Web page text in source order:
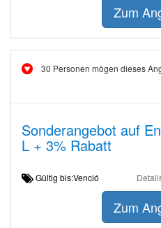
Zum
30 Personen mögen dieses
Sonderangebot auf
L + 3% Rabatt
Gültig bis:Venció
Zum